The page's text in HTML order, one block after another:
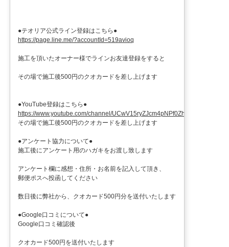
●テオリア公式ライン登録はこちら●
https://page.line.me/?accountId=519avioq
施工を頂いたオーナー様でラインお友達登録をすると
その場で施工後500円のクオカードを差し上げます
●YouTube登録はこちら●
https://www.youtube.com/channel/UCwV15ryZJcm4pNPf0ZhXu9g
その場で施工後500円のクオカードを差し上げます
●アンケート協力について●
施工後にアンケート用のハガキをお渡し致します
アンケート欄に感想・住所・お名前を記入して頂き、
郵便ポスへ投函してください
数日後に弊社から、クオカード500円分を送付いたします
●Google口コミについて●
Google口コミ確認後
クオカード500円を送付いたします